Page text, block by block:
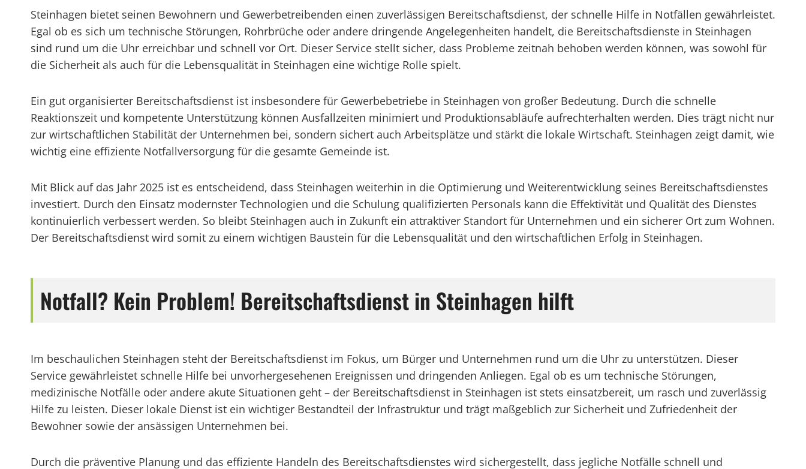
Steinhagen bietet seinen Bewohnern und Gewerbetreibenden einen zuverlässigen Bereitschaftsdienst, der schnelle Hilfe in Notfällen gewährleistet.
Egal ob es sich um technische Störungen, Rohrbrüche oder andere dringende Angelegenheiten handelt, die Bereitschaftsdienste in Steinhagen
sind rund um die Uhr erreichbar und schnell vor Ort. Dieser Service stellt sicher, dass Probleme zeitnah behoben werden können, was sowohl für
die Sicherheit als auch für die Lebensqualität in Steinhagen eine wichtige Rolle spielt.
Ein gut organisierter Bereitschaftsdienst ist insbesondere für Gewerbebetriebe in Steinhagen von großer Bedeutung. Durch die schnelle
Reaktionszeit und kompetente Unterstützung können Ausfallzeiten minimiert und Produktionsabläufe aufrechterhalten werden. Dies trägt nicht nur
zur wirtschaftlichen Stabilität der Unternehmen bei, sondern sichert auch Arbeitsplätze und stärkt die lokale Wirtschaft. Steinhagen zeigt damit, wie
wichtig eine effiziente Notfallversorgung für die gesamte Gemeinde ist.
Mit Blick auf das Jahr 2025 ist es entscheidend, dass Steinhagen weiterhin in die Optimierung und Weiterentwicklung seines Bereitschaftsdienstes
investiert. Durch den Einsatz modernster Technologien und die Schulung qualifizierten Personals kann die Effektivität und Qualität des Dienstes
kontinuierlich verbessert werden. So bleibt Steinhagen auch in Zukunft ein attraktiver Standort für Unternehmen und ein sicherer Ort zum Wohnen.
Der Bereitschaftsdienst wird somit zu einem wichtigen Baustein für die Lebensqualität und den wirtschaftlichen Erfolg in Steinhagen.
Notfall? Kein Problem! Bereitschaftsdienst in Steinhagen hilft
Im beschaulichen Steinhagen steht der Bereitschaftsdienst im Fokus, um Bürger und Unternehmen rund um die Uhr zu unterstützen. Dieser
Service gewährleistet schnelle Hilfe bei unvorhergesehenen Ereignissen und dringenden Anliegen. Egal ob es um technische Störungen,
medizinische Notfälle oder andere akute Situationen geht – der Bereitschaftsdienst in Steinhagen ist stets einsatzbereit, um rasch und zuverlässig
Hilfe zu leisten. Dieser lokale Dienst ist ein wichtiger Bestandteil der Infrastruktur und trägt maßgeblich zur Sicherheit und Zufriedenheit der
Bewohner sowie der ansässigen Unternehmen bei.
Durch die präventive Planung und das effiziente Handeln des Bereitschaftsdienstes wird sichergestellt, dass jegliche Notfälle schnell und